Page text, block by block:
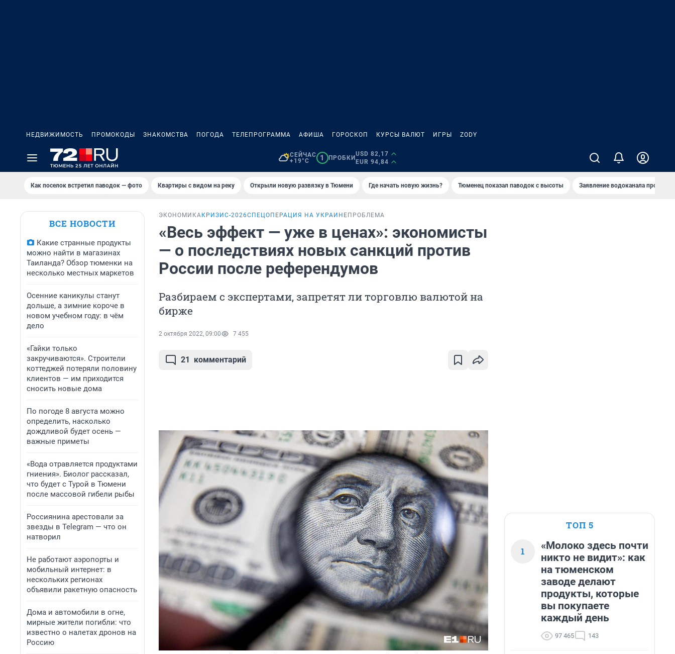
НЕДВИЖИМОСТЬ ПРОМОКОДЫ ЗНАКОМСТВА ПОГОДА ТЕЛЕПРОГРАММА АФИША ГОРОСКОП КУРСЫ ВАЛЮТ ИГРЫ ZODY
СЕЙЧАС
+19°C
1 ПРОБКИ
USD 82,17
EUR 94,84
Как поселок встретил паводок — фото Квартиры с видом на реку Открыли новую развязку в Тюмени Где начать новую жизнь? Тюменец показал паводок с высоты Заявление водоканала про
ВСЕ НОВОСТИ
Какие странные продукты
можно найти в магазинах
Таиланда? Обзор тюменки на
несколько местных маркетов
Осенние каникулы станут
дольше, а зимние короче в
новом учебном году: в чём
дело
«Гайки только
закручиваются». Строители
коттеджей потеряли половину
клиентов — им приходится
сносить новые дома
По погоде 8 августа можно
определить, насколько
дождливой будет осень —
важные приметы
«Вода отравляется продуктами
гниения». Биолог рассказал,
что будет с Турой в Тюмени
после массовой гибели рыбы
Россиянина арестовали за
звезды в Telegram — что он
натворил
Не работают аэропорты и
мобильный интернет: в
нескольких регионах
объявили ракетную опасность
Дома и автомобили в огне,
мирные жители погибли: что
известно о налетах дронов на
Россию
ЭКОНОМИКА КРИЗИС-2026СПЕЦОПЕРАЦИЯ НА УКРАИНЕ ПРОБЛЕМА
«Весь эффект — уже в ценах»: экономисты
— о последствиях новых санкций против
России после референдумов
Разбираем с экспертами, запретят ли торговлю валютой на
бирже
2 октября 2022, 09:00 7 455
21 комментарий
ТОП 5
1
«Молоко здесь почти
никто не видит»: как
на тюменском
заводе делают
продукты, которые
вы покупаете
каждый день
97 465 143